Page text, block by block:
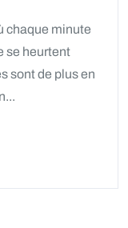
chaque minute
se heurtent
sont de plus en